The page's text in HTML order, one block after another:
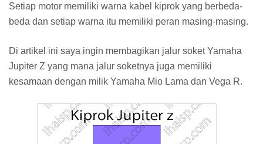
Setiap motor memiliki warna kabel kiprok yang berbeda-
beda dan setiap warna itu memiliki peran masing-masing.
Di artikel ini saya ingin membagikan jalur soket Yamaha
Jupiter Z yang mana jalur soketnya juga memiliki
kesamaan dengan milik Yamaha Mio Lama dan Vega R.